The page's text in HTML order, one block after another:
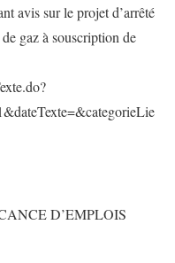
avis sur le projet d’arrêté
gaz à souscription de
D’EMPLOIS